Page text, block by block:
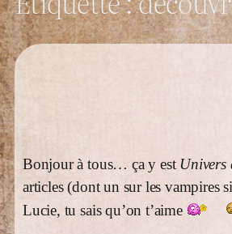
Bonjour à tous… ça y est Univers
articles (dont un sur les vampires
Lucie, tu sais qu’on t’aime